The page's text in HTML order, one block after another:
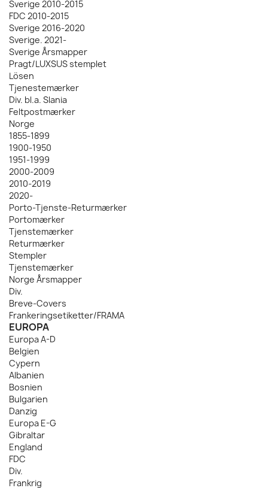
Sverige 2010-2015
FDC 2010-2015
Sverige 2016-2020
Sverige. 2021-
Sverige Årsmapper
Pragt/LUXSUS stemplet
Lösen
Tjenestemærker
Div. bl.a. Slania
Feltpostmærker
Norge
1855-1899
1900-1950
1951-1999
2000-2009
2010-2019
2020-
Porto-Tjenste-Returmærker
Portomærker
Tjenstemærker
Returmærker
Stempler
Tjenstemærker
Norge Årsmapper
Div.
Breve-Covers
Frankeringsetiketter/FRAMA
EUROPA
Europa A-D
Belgien
Cypern
Albanien
Bosnien
Bulgarien
Danzig
Europa E-G
Gibraltar
England
FDC
Div.
Frankrig